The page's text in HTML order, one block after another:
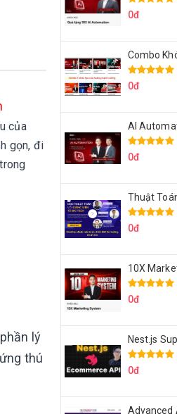
của
gọn, đi
lý
thú
0đ
0đ
0đ
0đ
0đ
0đ